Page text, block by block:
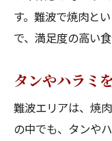
す。難波で焼肉と
で、満足度の高い
タンやハラミ
難波エリアは、焼
の中でも、タンや